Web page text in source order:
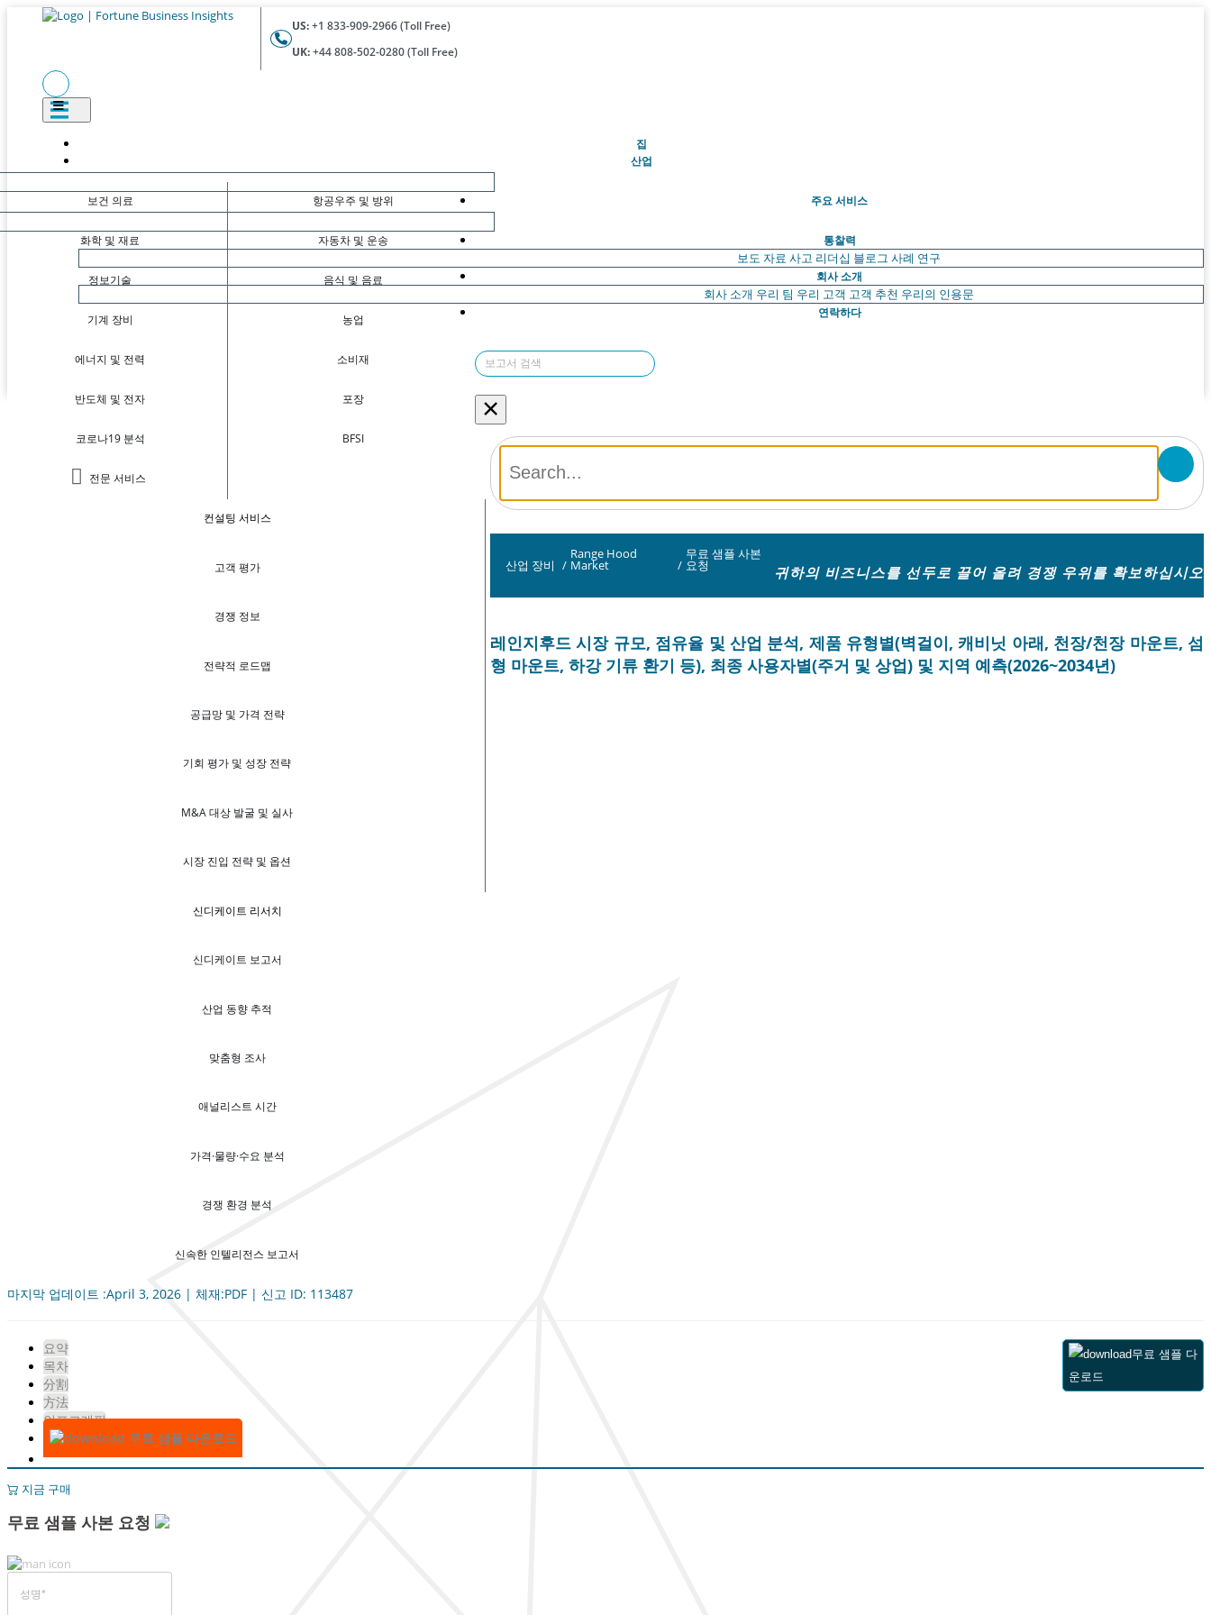
US:+1 833-909-2966 (Toll Free)
UK:+44 808-502-0280 (Toll Free)
집(현재의)
산업
보건 의료
화학 및 재료
정보기술
기계 장비
에너지 및 전력
반도체 및 전자
코로나19 분석
전문 서비스
항공우주 및 방위
자동차 및 운송
음식 및 음료
농업
소비재
포장
BFSI
주요 서비스
컨설팅 서비스
고객 평가
경쟁 정보
전략적 로드맵
공급망 및 가격 전략
기회 평가 및 성장 전략
M&A 대상 발굴 및 실사
시장 진입 전략 및 옵션
신디케이트 리서치
신디케이트 보고서
산업 동향 추적
맞춤형 조사
애널리스트 시간
가격·물량·수요 분석
경쟁 환경 분석
신속한 인텔리전스 보고서
통찰력
보도 자료 사고 리더십 블로그 사례 연구
회사 소개
회사 소개 우리 팀 우리 고객 고객 추천 우리의 인용문
연락하다
×
산업 장비 /
Range Hood
Market /
무료 샘플 사본
요청 귀하의 비즈니스를 선두로 끌어 올려 경쟁 우위를 확보하십시오
레인지후드 시장 규모, 점유율 및 산업 분석, 제품 유형별(벽걸이, 캐비닛 아래, 천장/천장 마운트, 섬
형 마운트, 하강 기류 환기 등), 최종 사용자별(주거 및 상업) 및 지역 예측(2026~2034년)
마지막 업데이트 :April 3, 2026 | 체재:PDF | 신고 ID: 113487
요약
목차
分割
方法
인포그래픽
무료 샘플 다운로드
무료 샘플 다
운로드
지금 구매
무료 샘플 사본 요청